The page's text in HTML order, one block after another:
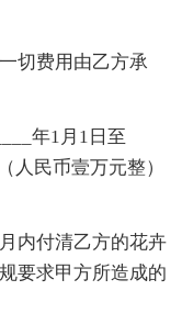
切费用由乙方承
年1月1日至
人民币壹万元整）
内付清乙方的花卉
要求甲方所造成的